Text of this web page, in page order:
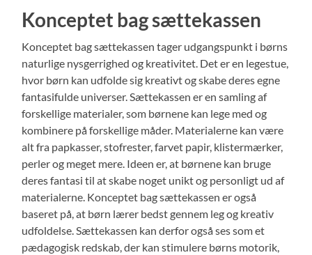
Konceptet bag sættekassen
Konceptet bag sættekassen tager udgangspunkt i børns
naturlige nysgerrighed og kreativitet. Det er en legestue,
hvor børn kan udfolde sig kreativt og skabe deres egne
fantasifulde universer. Sættekassen er en samling af
forskellige materialer, som børnene kan lege med og
kombinere på forskellige måder. Materialerne kan være
alt fra papkasser, stofrester, farvet papir, klistermærker,
perler og meget mere. Ideen er, at børnene kan bruge
deres fantasi til at skabe noget unikt og personligt ud af
materialerne. Konceptet bag sættekassen er også
baseret på, at børn lærer bedst gennem leg og kreativ
udfoldelse. Sættekassen kan derfor også ses som et
pædagogisk redskab, der kan stimulere børns motorik,